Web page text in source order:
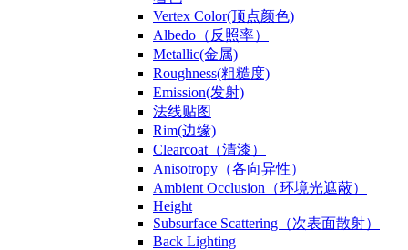
Vertex Color(顶点颜色)
Albedo（反照率）
Metallic(金属)
Roughness(粗糙度)
Emission(发射)
法线贴图
Rim(边缘)
Clearcoat（清漆）
Anisotropy（各向异性）
Ambient Occlusion（环境光遮蔽）
Height
Subsurface Scattering（次表面散射）
Back Lighting